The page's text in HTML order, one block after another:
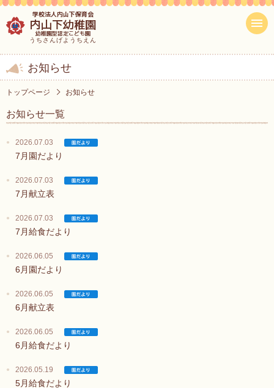
学校法人内山下保育会
内山下幼稚園
幼稚園型認定こども園
うちさんげようちえん
お知らせ
トップページ お知らせ
お知らせ一覧
2026.07.03
7月園だより
2026.07.03
7月献立表
2026.07.03
7月給食だより
2026.06.05
6月園だより
2026.06.05
6月献立表
2026.06.05
6月給食だより
2026.05.19
5月給食だより